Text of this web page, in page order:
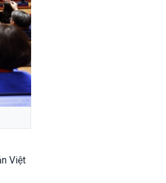
Việt